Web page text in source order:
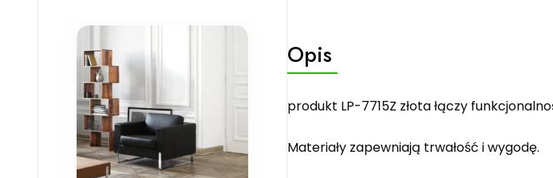
Opis
produkt LP-7715Z złota łączy
Materiały zapewniają trwałość i wygodę.